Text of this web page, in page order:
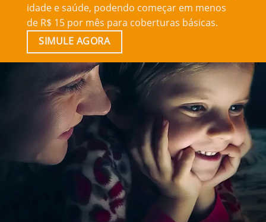
idade e saúde, podendo começar em menos
de R$ 15 por mês para coberturas básicas.
SIMULE AGORA